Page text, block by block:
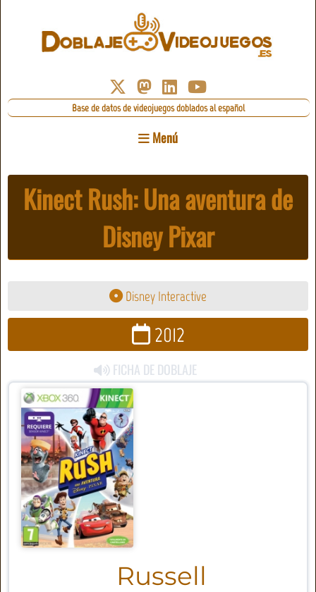
Base de datos de videojuegos doblados al español
Menú
Kinect Rush: Una aventura de
Disney Pixar
Disney Interactive
2012
FICHA DE DOBLAJE
Russell